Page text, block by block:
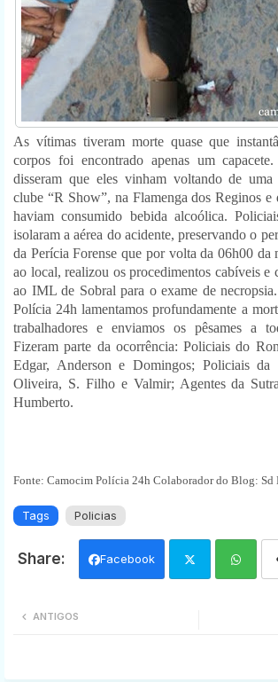
As vítimas tiveram morte quase que
corpos foi encontrado apenas um
disseram que eles vinham voltando de
clube “R Show”, na Flamenga dos Reginos e
haviam consumido bebida alcoólica.
isolaram a aérea do acidente, preservando o
da Perícia Forense que por volta da 06h00 da
ao local, realizou os procedimentos cabíveis e
ao IML de Sobral para o exame de
Polícia 24h lamentamos profundamente a
trabalhadores e enviamos os pêsames a
Fizeram parte da ocorrência: Policiais do
Edgar, Anderson e Domingos; Policiais da
Oliveira, S. Filho e Valmir; Agentes da
Humberto.
Fonte: Camocim Polícia 24h Colaborador do Blog: Sd
Tags Policias
Facebook
ANTIGOS